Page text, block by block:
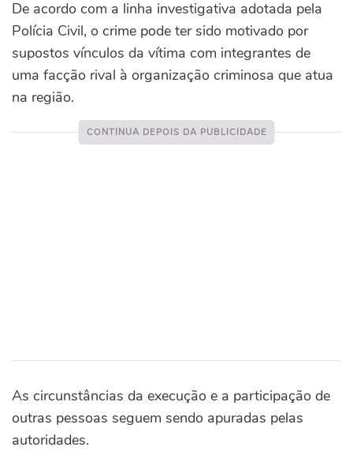
De acordo com a linha investigativa adotada pela
Polícia Civil, o crime pode ter sido motivado por
supostos vínculos da vítima com integrantes de
uma facção rival à organização criminosa que atua
na região.
As circunstâncias da execução e a participação de
outras pessoas seguem sendo apuradas pelas
autoridades.